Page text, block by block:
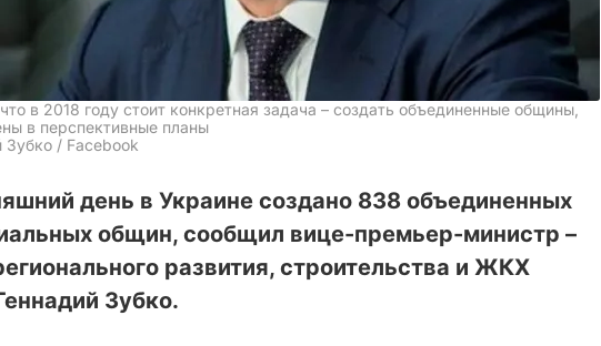
в 2018 году стоит конкретная задача – создать объединенные общины,
в перспективные планы
Зубко / Facebook
день в Украине создано 838 объединенных
общин, сообщил вице-премьер-министр –
развития, строительства и ЖКХ
Зубко.